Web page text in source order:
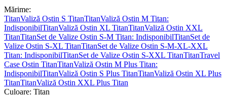
Mărime:
TitanValiză Ostin S TitanTitanValiză Ostin M Titan:
IndisponibilTitanValiză Ostin XL TitanTitanValiză Ostin XXL
TitanTitanSet de Valize Ostin S-M Titan: IndisponibilTitanSet de
Valize Ostin S-XL TitanTitanSet de Valize Ostin S-M-XL-XXL
Titan: IndisponibilTitanSet de Valize Ostin S-XXL TitanTitanTravel
Case Ostin TitanTitanValiză Ostin M Plus Titan:
IndisponibilTitanValiză Ostin S Plus TitanTitanValiză Ostin XL Plus
TitanTitanValiză Ostin XXL Plus Titan
Culoare: Titan